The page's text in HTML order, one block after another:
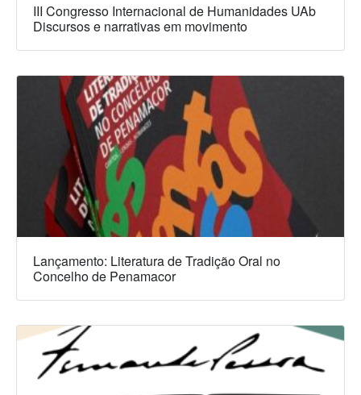
III Congresso Internacional de Humanidades UAb
Discursos e narrativas em movimento
Lançamento: Literatura de Tradição Oral no
Concelho de Penamacor